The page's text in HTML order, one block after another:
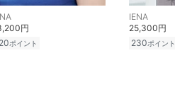
円
ポイント
IENA
25,300円
230ポイント